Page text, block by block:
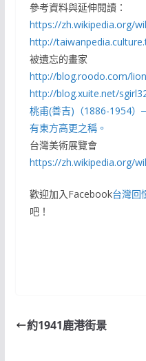
參考資料與延伸閱讀：
https://zh.wikipedia.org/
http://
被遺忘的畫家
http://blog.roodo.com/
http://blog.xuite.net/
桃甫(善吉)（1886-1954）
有東方高更之稱。
台灣美術展覽會
https://zh.wikipedia.org/
歡迎加入Facebook台灣回
吧！
約1941鹿港街景